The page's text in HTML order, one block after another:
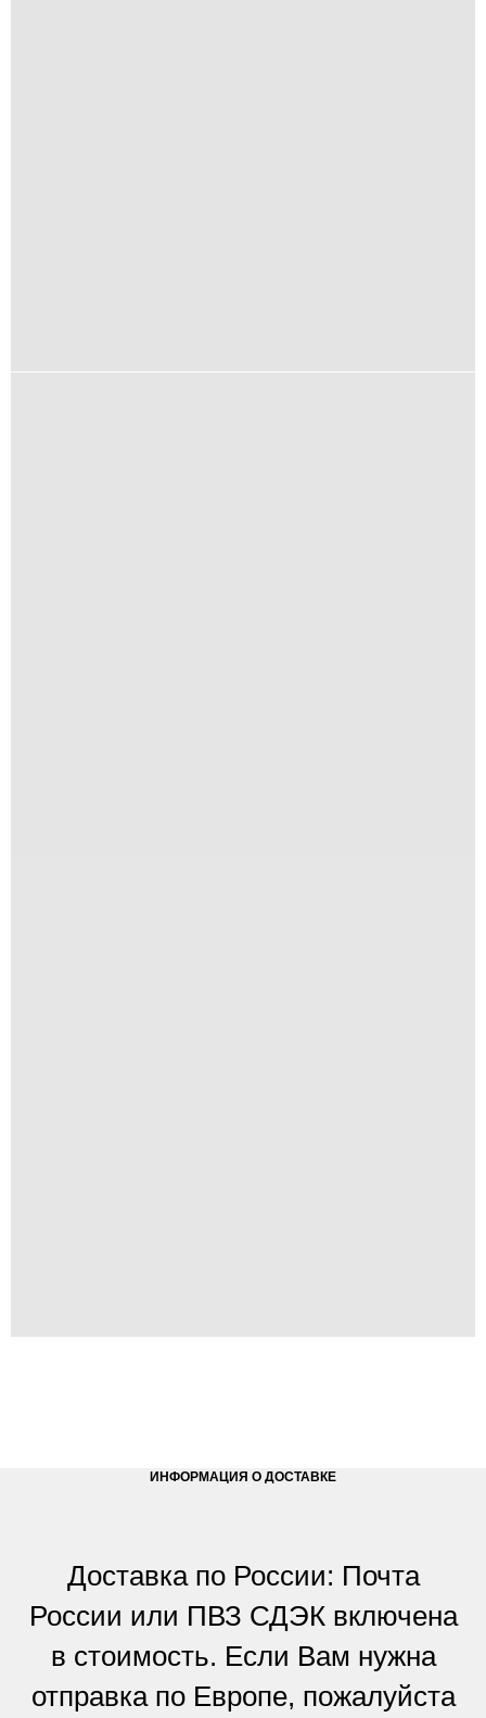
ИНФОРМАЦИЯ О ДОСТАВКЕ
Доставка по России: Почта
России или ПВЗ СДЭК включена
в стоимость. Если Вам нужна
отправка по Европе, пожалуйста